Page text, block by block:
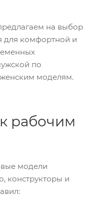
на выбор
для комфортной и
по
женским моделям.
рабочим
модели
конструкторы и